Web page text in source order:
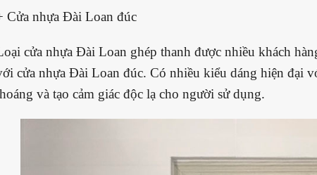
Cửa nhựa Đài Loan đúc
cửa nhựa Đài Loan ghép thanh được nhiều khách
cửa nhựa Đài Loan đúc. Có nhiều kiểu dáng hiện đại
và tạo cảm giác độc lạ cho người sử dụng.